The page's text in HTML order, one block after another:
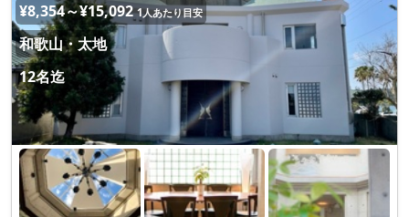
¥8,354～¥15,092 1人あたり目安
和歌山・太地
12名迄